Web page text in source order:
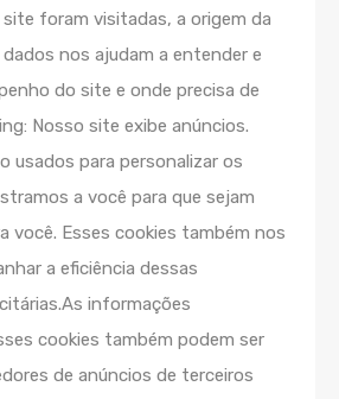
foram visitadas, a origem da
nos ajudam a entender e
do site e onde precisa de
Nosso site exibe anúncios.
usados ​​para personalizar os
a você para que sejam
você. Esses cookies também nos
a eficiência dessas
informações
cookies também podem ser
de anúncios de terceiros